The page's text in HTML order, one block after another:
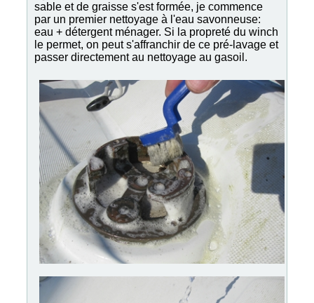
sable et de graisse s'est formée, je commence
par un premier nettoyage à l'eau savonneuse:
eau + détergent ménager. Si la propreté du winch
le permet, on peut s'affranchir de ce pré-lavage et
passer directement au nettoyage au gasoil.